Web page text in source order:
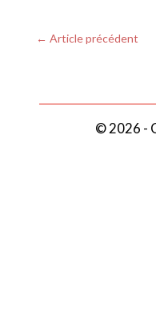
← Article précédent
© 2026 -